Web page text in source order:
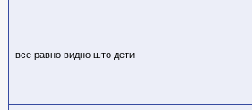
все равно видно што дети